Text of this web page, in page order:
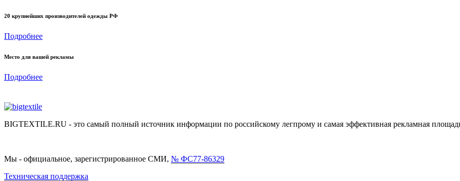
20 крупнейших производителей одежды РФ
Подробнее
Место для вашей рекламы
Подробнее
BIGTEXTILE.RU - это самый полный источник информации по российскому легпрому и самая эффективная рекламная
Мы - официальное, зарегистрированное СМИ, № ФС77-86329
Техническая поддержка